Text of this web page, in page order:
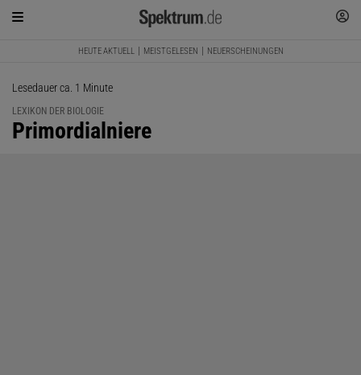
HEUTE AKTUELL MEISTGELESEN NEUERSCHEINUNGEN
Lesedauer ca. 1 Minute
LEXIKON DER BIOLOGIE
:
Primordialniere